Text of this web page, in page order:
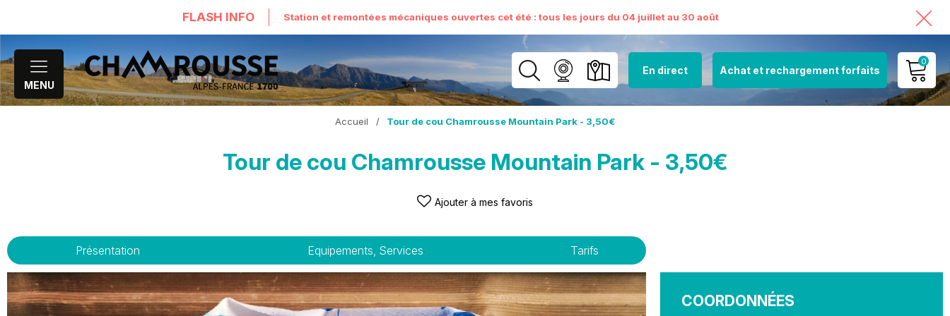
FLASH INFO Station et remontées mécaniques ouvertes cet été : tous les jours du 04 juillet au 30 août
MENU
En direct Achat et rechargement forfaits
0
MON COMPTE
Accueil / Tour de cou Chamrousse Mountain Park - 3,50€
Tour de cou Chamrousse Mountain Park - 3,50€
Ajouter à mes favoris
Présentation Equipements, Services Tarifs
COORDONNÉES